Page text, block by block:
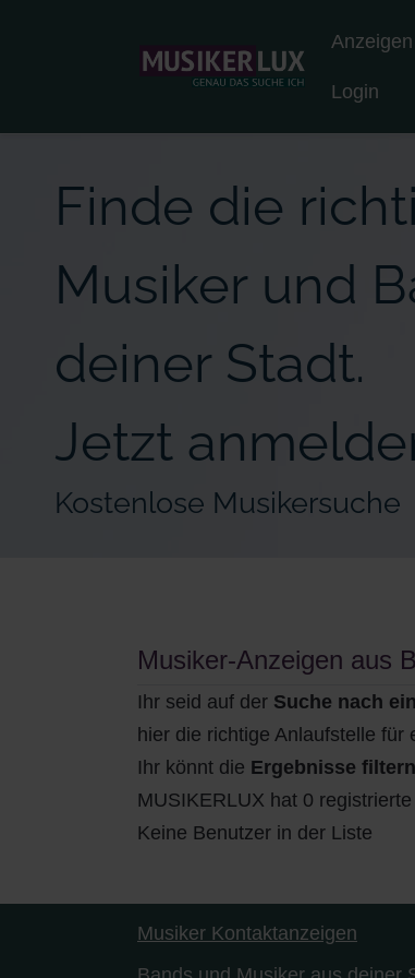
Anzeigen
Login
Finde die
Musiker und
deiner Stadt.
Jetzt
Kostenlose Musikersuche
Musiker-Anzeigen aus
Ihr seid auf der Suche nach
hier die richtige Anlaufstelle für
Ihr könnt die Ergebnisse filtern
MUSIKERLUX hat 0
Keine Benutzer in der Liste
Musiker Kontaktanzeigen